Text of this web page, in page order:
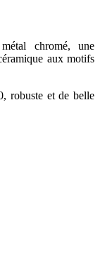
chromé, une
aux motifs
robuste et de belle